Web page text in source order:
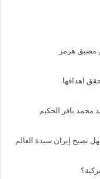
مضيق هرمز
اهدافها
محمد باقر الحكيم
تصبح إيران سيدة العالم